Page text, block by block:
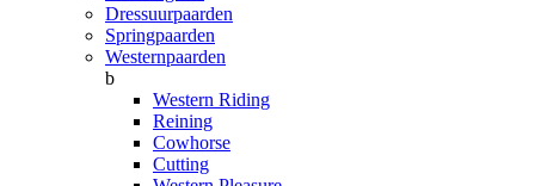
Dressuurpaarden
Springpaarden
Westernpaarden
b
Western Riding
Reining
Cowhorse
Cutting